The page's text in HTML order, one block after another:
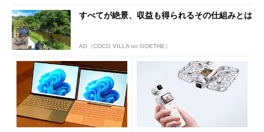
すべてが絶景、収益も得られるその仕組みとは
AD（COCO VILLA on GOETHE）